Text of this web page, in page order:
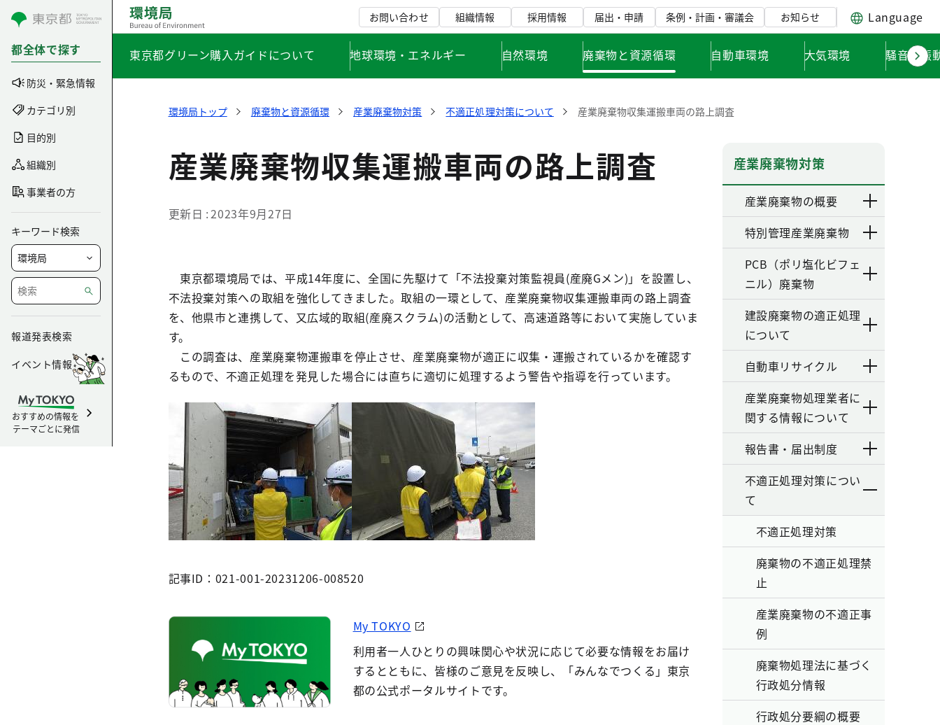
コンテンツにスキップ
都全体で探す
防災・緊急情報
カテゴリ別
目的別
組織別
事業者の方
キーワード検索
報道発表検索
イベント情報
おすすめの情報を
テーマごとに発信
お問い合わせ 組織情報 採用情報 届出・申請 条例・計画・審議会 お知らせ Language
東京都グリーン購入ガイドについて 地球環境・エネルギー 自然環境 廃棄物と資源循環 自動車環境 大気環境 騒音・振
環境局トップ 廃棄物と資源循環 産業廃棄物対策 不適正処理対策について 産業廃棄物収集運搬車両の路上調査
産業廃棄物収集運搬車両の路上調査
更新日 2023年9月27日
東京都環境局では、平成14年度に、全国に先駆けて「不法投棄対策監視員(産廃Gメン)」を設置し、
不法投棄対策への取組を強化してきました。取組の一環として、産業廃棄物収集運搬車両の路上調査
を、他県市と連携して、又広域的取組(産廃スクラム)の活動として、高速道路等において実施していま
す。
この調査は、産業廃棄物運搬車を停止させ、産業廃棄物が適正に収集・運搬されているかを確認す
るもので、不適正処理を発見した場合には直ちに適切に処理するよう警告や指導を行っています。
記事ID：021-001-20231206-008520
My TOKYO
利用者一人ひとりの興味関心や状況に応じて必要な情報をお届け
するとともに、皆様のご意見を反映し、「みんなでつくる」東京
都の公式ポータルサイトです。
産業廃棄物対策
産業廃棄物の概要
特別管理産業廃棄物
PCB（ポリ塩化ビフェ
ニル）廃棄物
建設廃棄物の適正処理
について
自動車リサイクル
産業廃棄物処理業者に
関する情報について
報告書・届出制度
不適正処理対策につい
て
不適正処理対策
廃棄物の不適正処理禁
止
産業廃棄物の不適正事
例
廃棄物処理法に基づく
行政処分情報
行政処分要綱の概要